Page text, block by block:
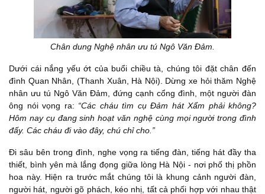
Chân dung Nghệ nhân ưu tú Ngô Văn Đảm.
Dưới cái nắng yếu ớt của buổi chiều tà, chúng tôi đặt chân đến
đình Quan Nhân, (Thanh Xuân, Hà Nội). Dừng xe hỏi thăm Nghệ
nhân ưu tú Ngô Văn Đảm, đứng cạnh cổng đình, một người đàn
ông nói vọng ra: “Các cháu tìm cụ Đảm hát Xẩm phải không?
Hôm nay cụ đang sinh hoạt văn nghệ cùng mọi người trong đình
đấy. Các cháu đi vào đây, chú chỉ cho.”
Đi sâu bên trong đình, nghe vọng ra tiếng đàn, tiếng hát đầy tha
thiết, bình yên mà lắng đọng giữa lòng Hà Nội - nơi phố thị phồn
hoa này. Hiện ra trước mắt chúng tôi là khung cảnh người đàn,
người hát, người gõ phách, kéo nhị, tất cả phối hợp với nhau thật